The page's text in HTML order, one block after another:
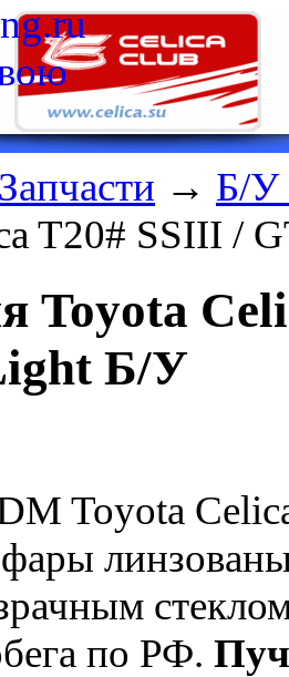
Запчасти → Б/У
T20# SSIII /
Toyota
Б/У
Toyota
по РФ.